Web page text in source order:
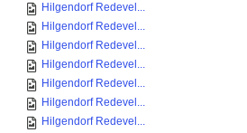
Hilgendorf Redevel...
Hilgendorf Redevel...
Hilgendorf Redevel...
Hilgendorf Redevel...
Hilgendorf Redevel...
Hilgendorf Redevel...
Hilgendorf Redevel...